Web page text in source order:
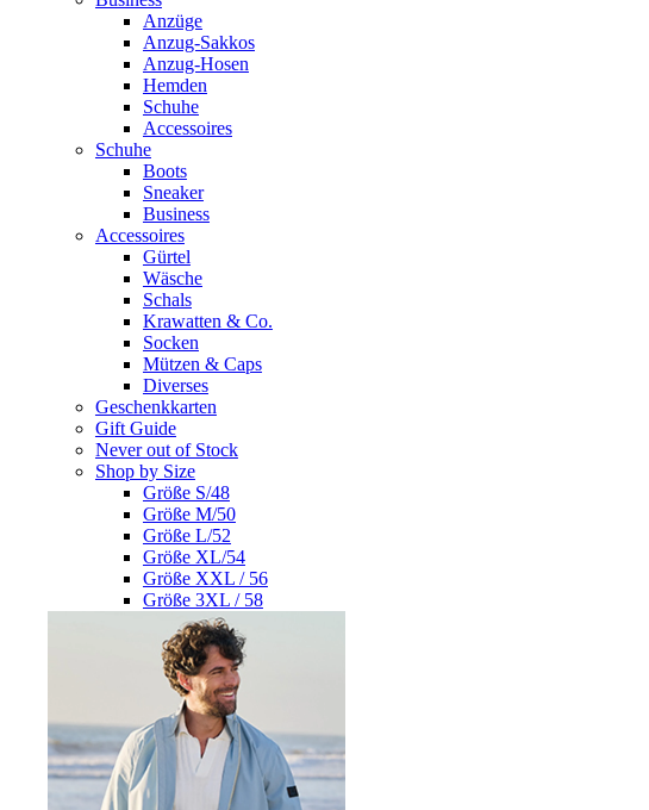
Anzüge
Anzug-Sakkos
Anzug-Hosen
Hemden
Schuhe
Accessoires
Schuhe
Boots
Sneaker
Business
Accessoires
Gürtel
Wäsche
Schals
Krawatten & Co.
Socken
Mützen & Caps
Diverses
Geschenkkarten
Gift Guide
Never out of Stock
Shop by Size
Größe S/48
Größe M/50
Größe L/52
Größe XL/54
Größe XXL / 56
Größe 3XL / 58